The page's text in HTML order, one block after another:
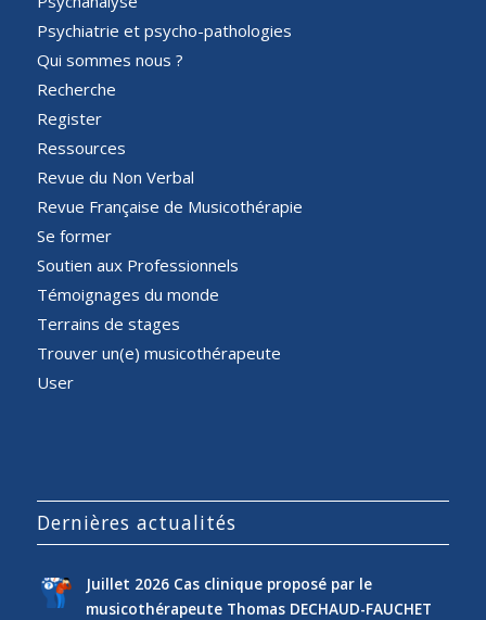
Psychiatrie et psycho-pathologies
Qui sommes nous ?
Recherche
Register
Ressources
Revue du Non Verbal
Revue Française de Musicothérapie
Se former
Soutien aux Professionnels
Témoignages du monde
Terrains de stages
Trouver un(e) musicothérapeute
User
Dernières actualités
Juillet 2026 Cas clinique proposé par le
musicothérapeute Thomas DECHAUD-FAUCHET